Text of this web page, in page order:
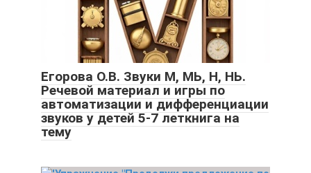
Егорова О.В. Звуки М, МЬ, Н, НЬ.
Речевой материал и игры по
автоматизации и дифференциации
звуков у детей 5-7 леткнига на
тему